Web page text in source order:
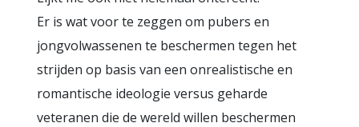
Er is wat voor te zeggen om pubers en
jongvolwassenen te beschermen tegen het
strijden op basis van een onrealistische en
romantische ideologie versus geharde
veteranen die de wereld willen beschermen